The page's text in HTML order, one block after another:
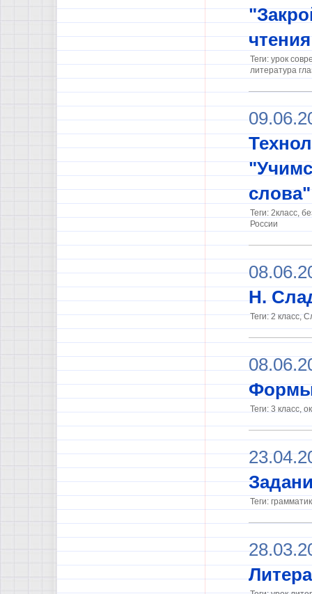
Теги: урок
литература
слова"
Теги: 2класс,
России
Н.
Теги: 2 класс,
Формы
Теги: 3 класс,
Теги: